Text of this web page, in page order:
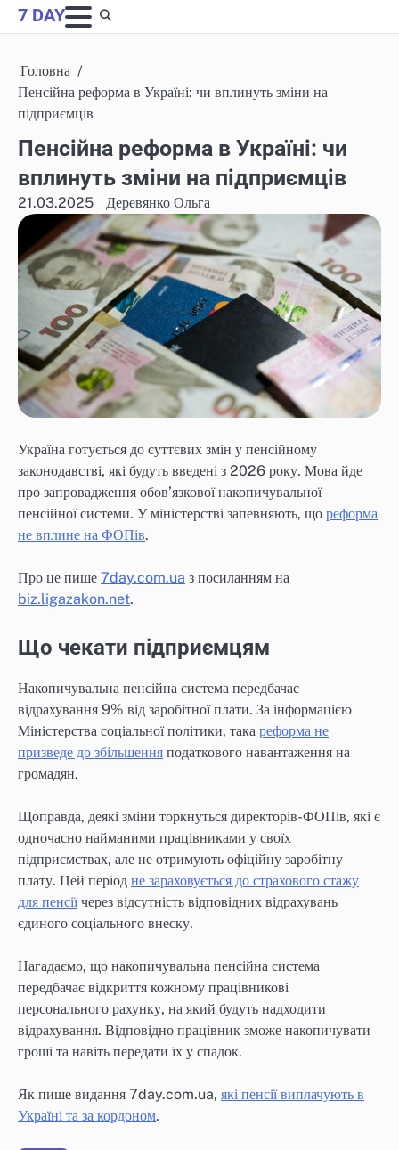
Skip
to
7 DAY
Головна
Пенсійна реформа в Україні: чи вплинуть зміни на
підприємців
Пенсійна реформа в Україні: чи
вплинуть зміни на підприємців
21.03.2025 Деревянко Ольга
Україна готується до суттєвих змін у пенсійному
законодавстві, які будуть введені з 2026 року. Мова йде
про запровадження обов’язкової накопичувальної
пенсійної системи. У міністерстві запевняють, що реформа
не вплине на ФОПів.
Про це пише 7day.com.ua з посиланням на
biz.ligazakon.net.
Що чекати підприємцям
Накопичувальна пенсійна система передбачає
відрахування 9% від заробітної плати. За інформацією
Міністерства соціальної політики, така реформа не
призведе до збільшення податкового навантаження на
громадян.
Щоправда, деякі зміни торкнуться директорів-ФОПів, які є
одночасно найманими працівниками у своїх
підприємствах, але не отримують офіційну заробітну
плату. Цей період не зараховується до страхового стажу
для пенсіїчерез відсутність відповідних відрахувань
єдиного соціального внеску.
Нагадаємо, що накопичувальна пенсійна система
передбачає відкриття кожному працівникові
персонального рахунку, на який будуть надходити
відрахування. Відповідно працівник зможе накопичувати
гроші та навіть передати їх у спадок.
Як пише видання 7day.com.ua, які пенсії виплачують в
Україні та за кордоном.